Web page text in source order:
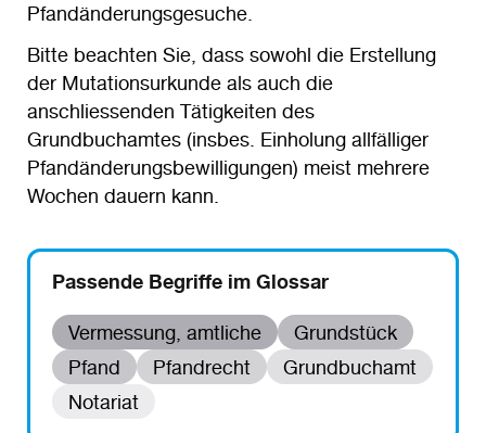
Pfandänderungsgesuche.
Bitte beachten Sie, dass sowohl die Erstellung
der Mutationsurkunde als auch die
anschliessenden Tätigkeiten des
Grundbuchamtes (insbes. Einholung allfälliger
Pfandänderungsbewilligungen) meist mehrere
Wochen dauern kann.
Passende Begriffe im Glossar
Vermessung, amtliche
Grundstück
Pfand
Pfandrecht
Grundbuchamt
Notariat